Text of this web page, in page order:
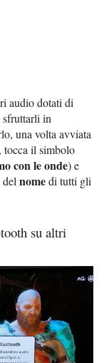
audio dotati di
sfruttarli in
una volta avviata
tocca il simbolo
con le onde) e
delnomedi tutti gli
su altri